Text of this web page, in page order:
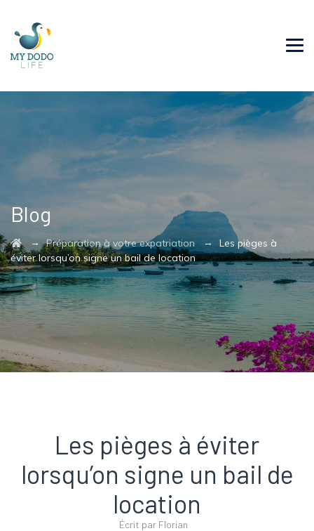
Blog
→Préparation à votre expatriation → Les pièges à
éviter lorsqu’on signe un bail de location
Les pièges à éviter
lorsqu’on signe un bail de
location
Écrit par Florian